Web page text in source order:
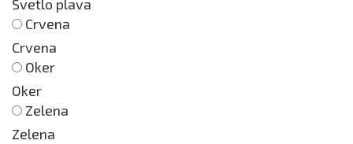
Svetlo plava
Crvena
Crvena
Oker
Oker
Zelena
Zelena